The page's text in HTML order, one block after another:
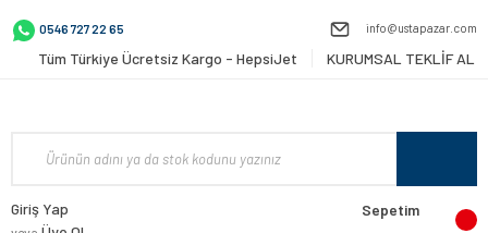
0546 727 22 65 info@ustapazar.com
Tüm Türkiye Ücretsiz Kargo - HepsiJet KURUMSAL TEKLİF AL
Giriş Yap Sepetim